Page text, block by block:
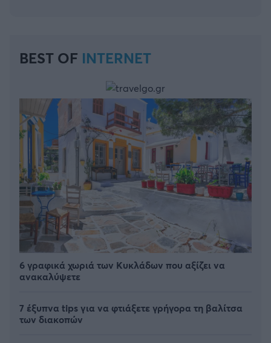
BEST OF INTERNET
6 γραφικά χωριά των Κυκλάδων που αξίζει να
ανακαλύψετε
7 έξυπνα tips για να φτιάξετε γρήγορα τη βαλίτσα
των διακοπών